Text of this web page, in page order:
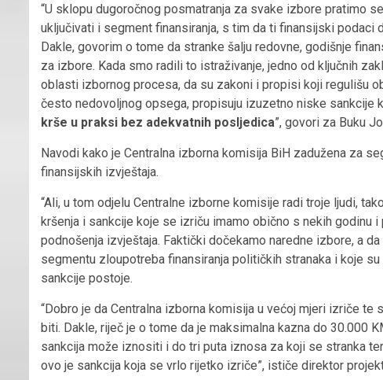
“U sklopu dugoročnog posmatranja za svake izbore pratimo
uključivati i segment finansiranja, s tim da ti finansijski
Dakle, govorim o tome da stranke šalju redovne, godišnje
za izbore. Kada smo radili to istraživanje, jedno od ključnih
oblasti izbornog procesa, da su zakoni i propisi koji regulišu
često nedovoljnog opsega, propisuju izuzetno niske sankcije
krše u praksi bez adekvatnih posljedica”, govori za Buku
Navodi kako je Centralna izborna komisija BiH zadužena za
finansijskih izvještaja.
“Ali, u tom odjelu Centralne izborne komisije radi troje ljudi,
kršenja i sankcije koje se izriču imamo obično s nekih godinu
podnošenja izvještaja. Faktički dočekamo naredne izbore, a
segmentu zloupotreba finansiranja političkih stranaka i koje
sankcije postoje.
“Dobro je da Centralna izborna komisija u većoj mjeri izriče
biti. Dakle, riječ je o tome da je maksimalna kazna do 30.000
sankcija može iznositi i do tri puta iznosa za koji se stranka
ovo je sankcija koja se vrlo rijetko izriče”, ističe direktor